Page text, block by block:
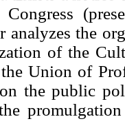
analyzes the
of the
Union of
the public